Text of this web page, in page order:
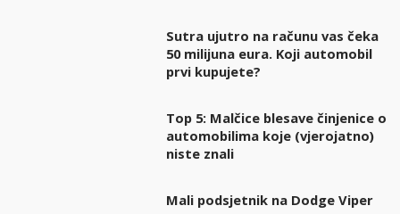
Sutra ujutro na računu vas čeka
50 milijuna eura. Koji automobil
prvi kupujete?
Top 5: Malčice blesave činjenice o
automobilima koje (vjerojatno)
niste znali
Mali podsjetnik na Dodge Viper